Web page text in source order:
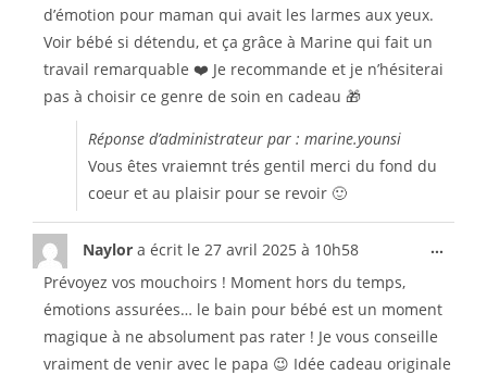
d’émotion pour maman qui avait les larmes aux yeux.
Voir bébé si détendu, et ça grâce à Marine qui fait un
travail remarquable ❤️ Je recommande et je n’hésiterai
pas à choisir ce genre de soin en cadeau 🎁
Réponse d’administrateur par : marine.younsi
Vous êtes vraiemnt trés gentil merci du fond du
coeur et au plaisir pour se revoir 🙂
Naylor a écrit le 27 avril 2025 à 10h58
Prévoyez vos mouchoirs ! Moment hors du temps,
émotions assurées… le bain pour bébé est un moment
magique à ne absolument pas rater ! Je vous conseille
vraiment de venir avec le papa 😉 Idée cadeau originale
...